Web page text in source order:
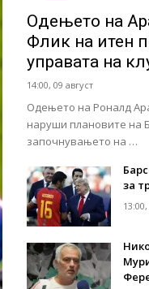
Одењето на
Флик на итен
управата на
14:00, 09 август
Одењето на Роналд
наруши плановите на
започнувањето на …
за